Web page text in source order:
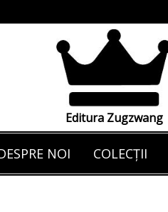
Editura Zugzwang
NOI COLECȚII